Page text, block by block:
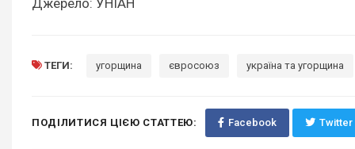
ТЕГИ: угорщина євросоюз україна та угорщина
ПОДІЛИТИСЯ ЦІЄЮ СТАТТЕЮ: Facebook Twitter